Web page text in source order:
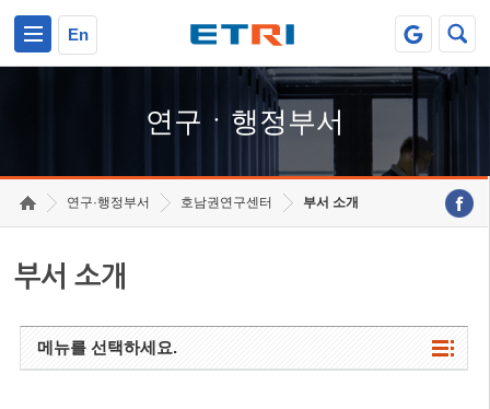
En
연구ㆍ행정부서
연구·행정부서 호남권연구센터 부서 소개
부서 소개
메뉴를 선택하세요.